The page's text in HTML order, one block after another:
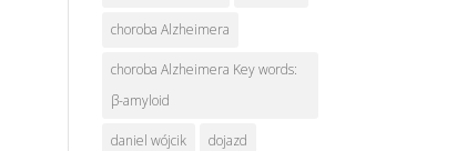
choroba Alzheimera
choroba Alzheimera Key words:
β-amyloid
daniel wójcik dojazd